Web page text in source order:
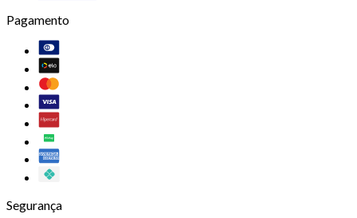
Pagamento
Segurança